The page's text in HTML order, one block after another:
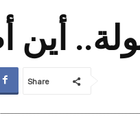
أين
Share